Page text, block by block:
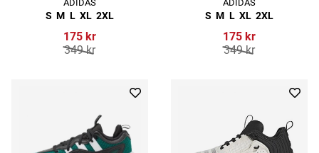
ADIDAS
S M L XL 2XL
175 kr
349 kr
ADIDAS
S M L XL 2XL
175 kr
349 kr